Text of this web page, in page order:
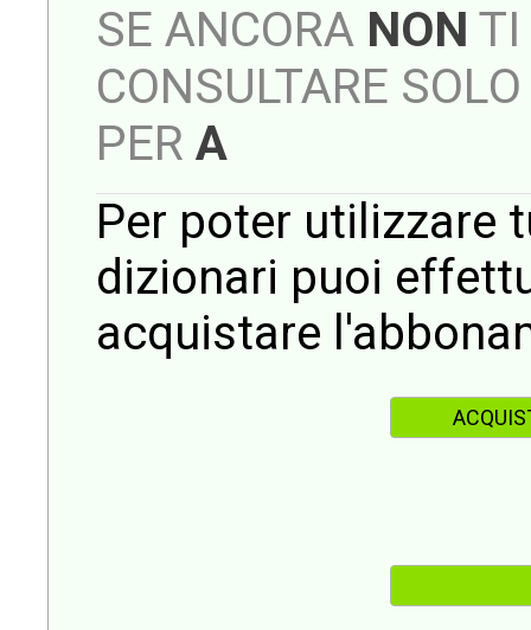
SE ANCORA NON TI
CONSULTARE
PER A
Per poter utilizzare
dizionari puoi
acquistare